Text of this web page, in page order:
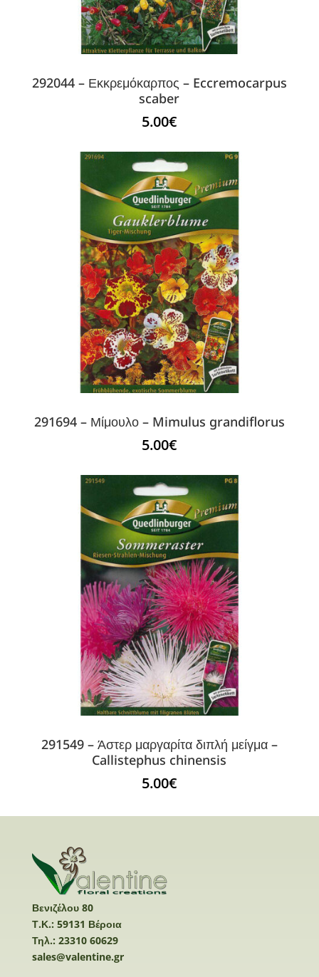
292044 – Εκκρεμόκαρπος – Eccremocarpus
scaber
5.00€
291694 – Μίμουλο – Mimulus grandiflorus
5.00€
291549 – Άστερ μαργαρίτα διπλή μείγμα –
Callistephus chinensis
5.00€
Βενιζέλου 80
Τ.Κ.: 59131 Βέροια
Τηλ.: 23310 60629
sales@valentine.gr